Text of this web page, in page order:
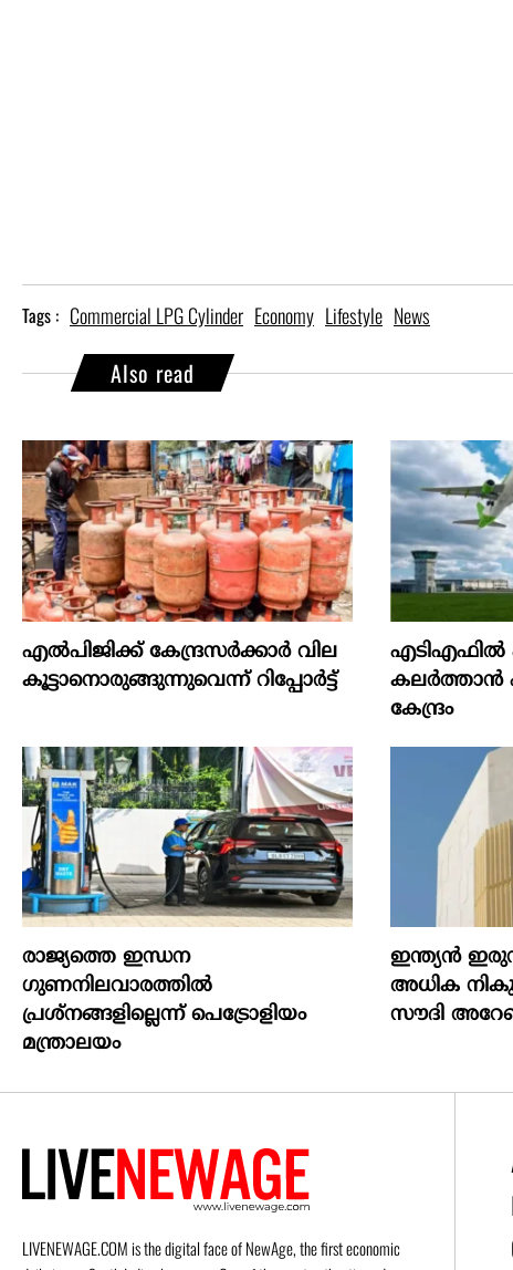
Tags : Commercial LPG Cylinder Economy Lifestyle News
Also read
എല്‍പിജിക്ക് കേന്ദ്രസർക്കാർ വില
കൂട്ടാനൊരുങ്ങുന്നുവെന്ന് റിപ്പോർട്ട്
കലര്‍ത്താന്‍
കേന്ദ്രം
രാജ്യത്തെ ഇന്ധന
ഗുണനിലവാരത്തില്‍
പ്രശ്‌നങ്ങളില്ലെന്ന് പെട്രോളിയം
മന്ത്രാലയം
ഇന്ത്യൻ
അധിക
സൗദി
LIVENEWAGE.COM is the digital face of NewAge, the first economic